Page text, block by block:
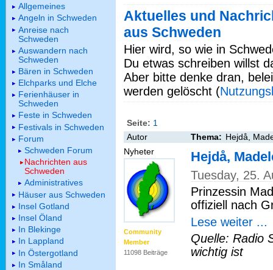
Aktuelles und
aus Schweden
Hier wird, so wie in
Du etwas schreiben willst
Aber bitte denke dran,
werden gelöscht (
Seite: 1
Autor
Thema: Hejdå,
Nyheter
Community
Member
11098 Beiträge
Hejdå,
Tuesday, 25.
Prinzessin
offiziell nach
Lese weiter ...
Quelle: Radio
wichtig ist
Allgemeines
Angeln in Schweden
Anreise nach
Schweden
Auswandern nach
Schweden
Bären in Schweden
Elchparks und Elche
Ferienhäuser in
Schweden
Feste in Schweden
Festivals in Schweden
Forum
Schweden Forum
Nachrichten aus
Schweden
Administratives
Häuser aus Schweden
Insel Gotland
Insel Öland
In Blekinge
In Lappland
In Östergotland
In Småland